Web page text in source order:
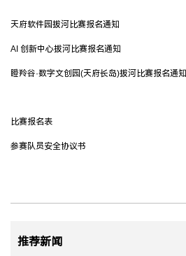
天府软件园拔河比赛报名通知
AI 创新中心拔河比赛报名通知
瞪羚谷·数字文创园(天府长岛)拔河比赛报名通知
比赛报名表
参赛队员安全协议书
推荐新闻